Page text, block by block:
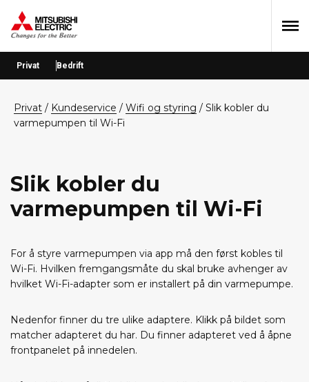
Hopp
menyen
Hopp
Hopp
Privat Bedrift
privat / Kundeservice / Wifi og styring / Slik kobler du
varmepumpen til Wi-Fi
Slik kobler du
varmepumpen til Wi-Fi
For å styre varmepumpen via app må den først kobles til
Wi-Fi. Hvilken fremgangsmåte du skal bruke avhenger av
hvilket Wi-Fi-adapter som er installert på din varmepumpe.
Nedenfor finner du tre ulike adaptere. Klikk på bildet som
matcher adapteret du har. Du finner adapteret ved å åpne
frontpanelet på innedelen.